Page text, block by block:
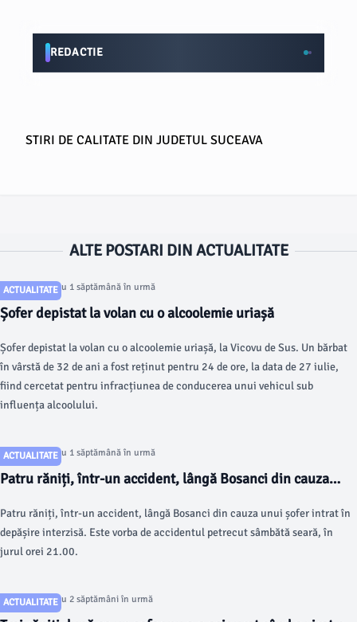
REDACTIE
STIRI DE CALITATE DIN JUDETUL SUCEAVA
ALTE POSTARI DIN ACTUALITATE
ACTUALITATE
Articol postat cu 1 săptămână în urmă
Șofer depistat la volan cu o alcoolemie uriașă
Șofer depistat la volan cu o alcoolemie uriașă, la Vicovu de Sus. Un bărbat
în vârstă de 32 de ani a fost reținut pentru 24 de ore, la data de 27 iulie,
fiind cercetat pentru infracțiunea de conducerea unui vehicul sub
influența alcoolului.
ACTUALITATE
Articol postat cu 1 săptămână în urmă
Patru răniți, într-un accident, lângă Bosanci din cauza
Patru răniți, într-un accident, lângă Bosanci din cauza unui șofer intrat în
depășire interzisă. Este vorba de accidentul petrecut sâmbătă seară, în
jurul orei 21.00.
ACTUALITATE
Articol postat cu 2 săptămâni în urmă